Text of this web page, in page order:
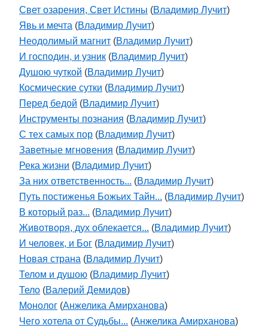
Свет озарения, Свет Истины (Владимир Лучит)
Явь и мечта (Владимир Лучит)
Неодолимый магнит (Владимир Лучит)
И господин, и узник (Владимир Лучит)
Душою чуткой (Владимир Лучит)
Космические сутки (Владимир Лучит)
Перед бедой (Владимир Лучит)
Инструменты познания (Владимир Лучит)
С тех самых пор (Владимир Лучит)
Заветные мгновения (Владимир Лучит)
Река жизни (Владимир Лучит)
За них ответственность... (Владимир Лучит)
Путь постиженья Божьих Тайн... (Владимир Лучит)
В который раз... (Владимир Лучит)
Животворя, дух облекается... (Владимир Лучит)
И человек, и Бог (Владимир Лучит)
Новая страна (Владимир Лучит)
Телом и душою (Владимир Лучит)
Тело (Валерий Демидов)
Монолог (Анжелика Амирханова)
Чего хотела от Судьбы... (Анжелика Амирханова)